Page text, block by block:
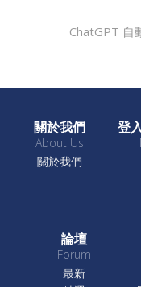
ChatGPT 自
關於我們
About Us
關於我們
登
論壇
Forum
最新